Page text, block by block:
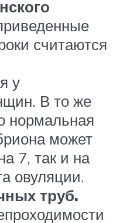
считаются
у
В то же
нормальная
может
7, так и на
овуляции.
труб.